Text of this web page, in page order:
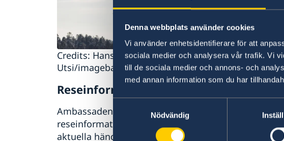
Denna webbplats använder cookies
Vi använder enhetsidentifierare för att
sociala medier och analysera vår trafik. Vi
till de sociala medier och annons- och
med annan information som du har
Nödvändig
Credits: Hans-Olof
Utsi/imagebank.sweden.se
Reseinformation
Ambassaden uppdaterar löpande
reseinformation om Storbritannien och
aktuella händelser.
Paulin/
pass